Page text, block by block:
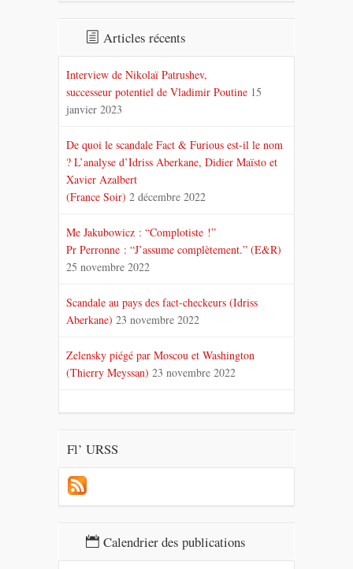
Articles récents
Interview de Nikolaï Patrushev,
successeur potentiel de Vladimir Poutine 15
janvier 2023
De quoi le scandale Fact & Furious est-il le nom
? L’analyse d’Idriss Aberkane, Didier Maïsto et
Xavier Azalbert
(France Soir) 2 décembre 2022
Me Jakubowicz : “Complotiste !”
Pr Perronne : “J’assume complètement.” (E&R)
25 novembre 2022
Scandale au pays des fact-checkeurs (Idriss
Aberkane) 23 novembre 2022
Zelensky piégé par Moscou et Washington
(Thierry Meyssan) 23 novembre 2022
Fl’ URSS
Calendrier des publications